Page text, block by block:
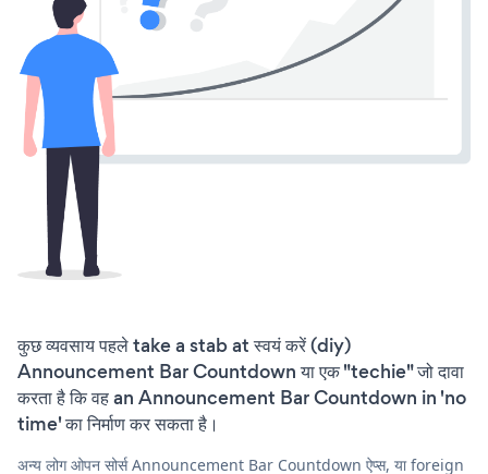
कुछ व्यवसाय पहले take a stab at स्वयं करें (diy)
Announcement Bar Countdown या एक "techie" जो दावा
करता है कि वह an Announcement Bar Countdown in 'no
time' का निर्माण कर सकता है।
अन्य लोग ओपन सोर्स Announcement Bar Countdown ऐप्स, या foreign